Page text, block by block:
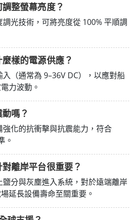
整螢幕亮度？
光技術，可將亮度從 100% 平順調
樣的電源供應？
（通常為 9–36V DC），以應對船
力波動。
嗎？
化的抗衝擊與抗震能力，符合
。
離岸平台很重要？
分與灰塵進入系統，對於遠端離岸
延長設備壽命至關重要。